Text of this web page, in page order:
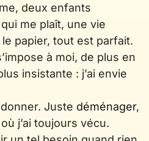
deux enfants
qui me plaît, une vie
papier, tout est parfait.
à moi, de plus en
insistante : j’ai envie
Juste déménager,
j’ai toujours vécu.